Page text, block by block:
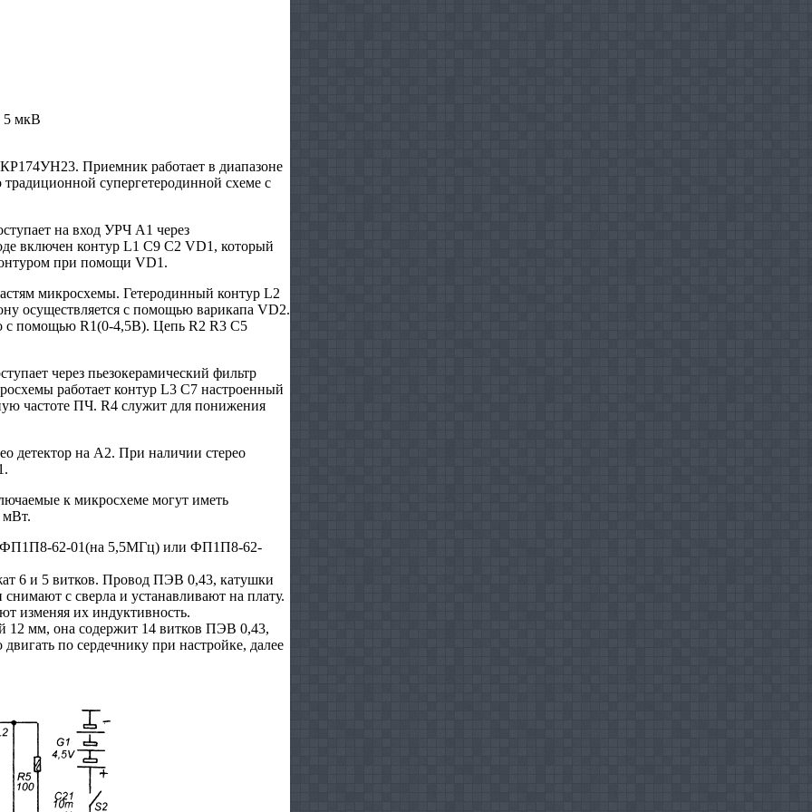
5 мкВ
Приемник работает в диапазоне
супергетеродинной схеме с
на вход УРЧ А1 через
включен контур L1 C9 C2 VD1, который
при помощи VD1.
микросхемы. Гетеродинный контур L2
осуществляется с помощью варикапа VD2.
с помощью R1(0-4,5В). Цепь R2 R3 C5
через пьезокерамический фильтр
работает контур L3 C7 настроенный
частоте ПЧ. R4 служит для понижения
детектор на А2. При наличии стерео
к микросхеме могут иметь
мВт.
ФП1П8-62-01(на 5,5МГц) или ФП1П8-62-
6 и 5 витков. Провод ПЭВ 0,43, катушки
с сверла и устанавливают на плату.
изменяя их индуктивность.
12 мм, она содержит 14 витков ПЭВ 0,43,
по сердечнику при настройке, далее